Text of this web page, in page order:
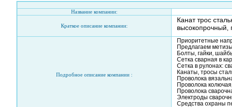
Название компании:
Краткое описание компании:
Канат трос
высокопрочный,
Подробное описание компании :
Приоритетные
Предлагаем
Болты, гайки,
Сетка сварная в
Сетка в рулонах:
Канаты, тросы
Проволока
Проволока
Проволока
Электроды
Средства охраны